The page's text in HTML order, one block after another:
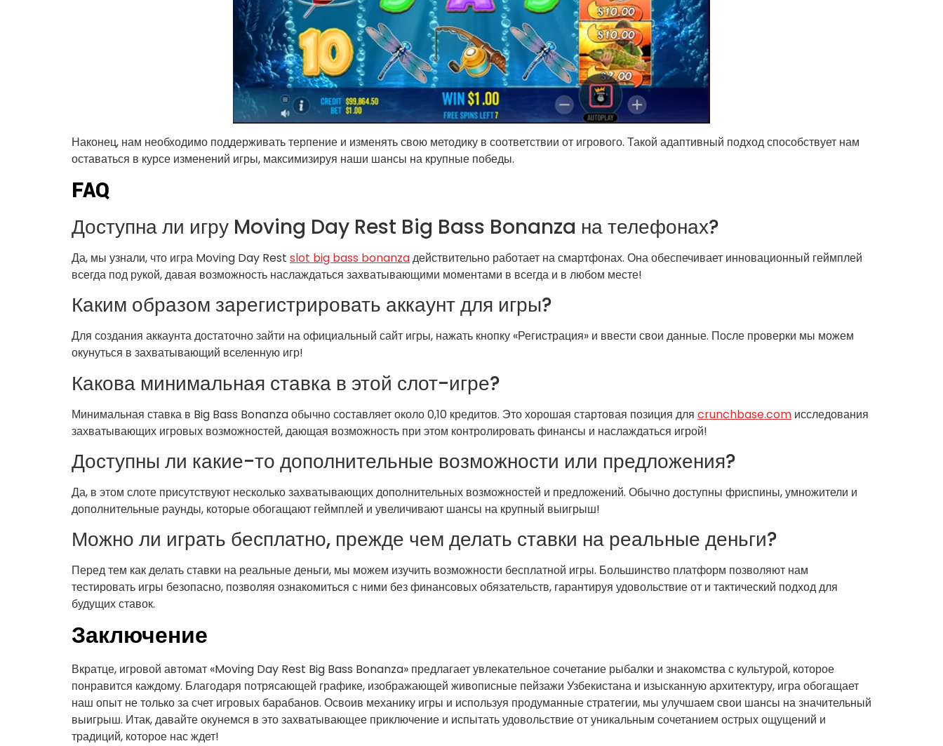
Наконец, нам необходимо поддерживать терпение и изменять свою методику в соответствии от игрового. Такой адаптивный подход способствует нам
оставаться в курсе изменений игры, максимизируя наши шансы на крупные победы.
FAQ
Доступна ли игру Moving Day Rest Big Bass Bonanza на телефонах?
Да, мы узнали, что игра Moving Day Rest slot big bass bonanzaдействительно работает на смартфонах. Она обеспечивает инновационный геймплей
всегда под рукой, давая возможность наслаждаться захватывающими моментами в всегда и в любом месте!
Каким образом зарегистрировать аккаунт для игры?
Для создания аккаунта достаточно зайти на официальный сайт игры, нажать кнопку «Регистрация» и ввести свои данные. После проверки мы можем
окунуться в захватывающий вселенную игр!
Какова минимальная ставка в этой слот-игре?
Минимальная ставка в Big Bass Bonanza обычно составляет около 0,10 кредитов. Это хорошая стартовая позиция для crunchbase.com исследования
захватывающих игровых возможностей, дающая возможность при этом контролировать финансы и наслаждаться игрой!
Доступны ли какие-то дополнительные возможности или предложения?
Да, в этом слоте присутствуют несколько захватывающих дополнительных возможностей и предложений. Обычно доступны фриспины, умножители и
дополнительные раунды, которые обогащают геймплей и увеличивают шансы на крупный выигрыш!
Можно ли играть бесплатно, прежде чем делать ставки на реальные деньги?
Перед тем как делать ставки на реальные деньги, мы можем изучить возможности бесплатной игры. Большинство платформ позволяют нам
тестировать игры безопасно, позволяя ознакомиться с ними без финансовых обязательств, гарантируя удовольствие от и тактический подход для
будущих ставок.
Заключение
Вкратце, игровой автомат «Moving Day Rest Big Bass Bonanza» предлагает увлекательное сочетание рыбалки и знакомства с культурой, которое
понравится каждому. Благодаря потрясающей графике, изображающей живописные пейзажи Узбекистана и изысканную архитектуру, игра обогащает
наш опыт не только за счет игровых барабанов. Освоив механику игры и используя продуманные стратегии, мы улучшаем свои шансы на значительный
выигрыш. Итак, давайте окунемся в это захватывающее приключение и испытать удовольствие от уникальным сочетанием острых ощущений и
традиций, которое нас ждет!